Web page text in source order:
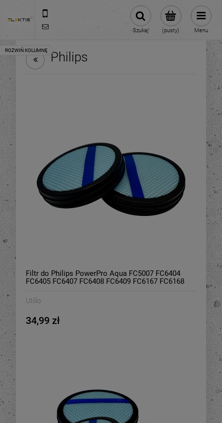
(pusty)
Szukaj Menu
Philips
Filtr do Philips PowerPro Aqua FC5007 FC6404
FC6405 FC6407 FC6408 FC6409 FC6167 FC6168
Utillo
34,99 zł